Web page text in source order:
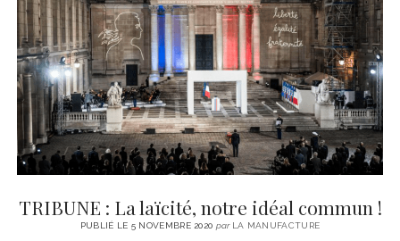
CINÉMA
LITTÉRATURE
ÉCONOMIE
SPORT
MÉDIAS
SANTÉ
instagram
emailemail-
form
TRIBUNE : La laïcité, notre idéal commun !
PUBLIÉ LE 5 NOVEMBRE 2020 parLA MANUFACTURE